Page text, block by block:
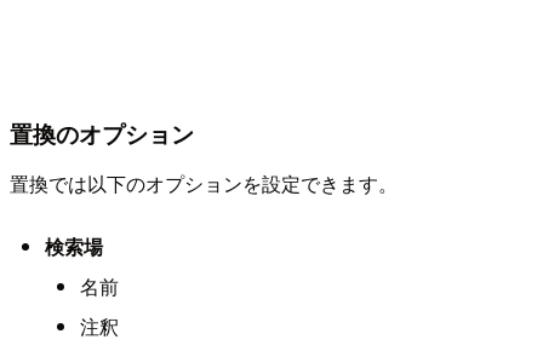
置換のオプション
置換では以下のオプションを設定できます。
検索場
名前
注釈